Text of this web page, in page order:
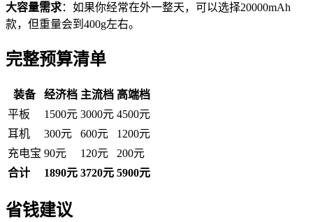
大容量需求：如果你经常在外一整天，可以选择20000mAh
款，但重量会到400g左右。
完整预算清单
装备 经济档 主流档 高端档
平板
1500元 3000元 4500元
耳机
300元 600元
1200元
充电宝 90元 120元
200元
合计
1890元 3720元 5900元
省钱建议